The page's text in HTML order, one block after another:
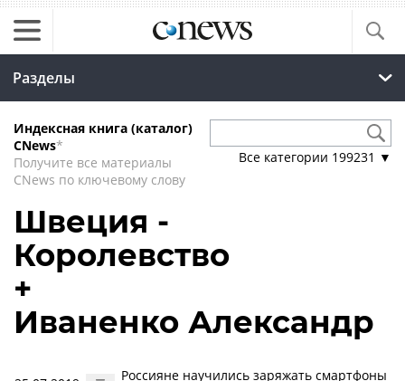
Разделы
Индексная книга (каталог)
CNews*
Получите все материалы
CNews по ключевому слову
Все категории 199231 ▼
Швеция -
Королевство
+
Иваненко Александр
Россияне научились заряжать смартфоны